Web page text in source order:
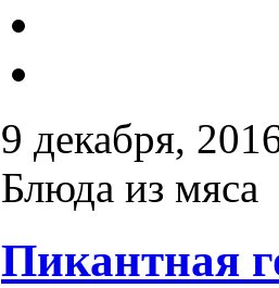
9 декабря,
Блюда из мяса
Пикантная